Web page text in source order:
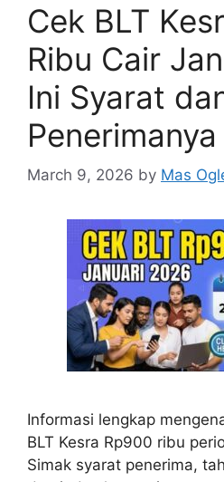
Cek BLT
Ribu Cair
Ini Syarat
Penerimanya
March 9, 2026 by Mas
Informasi lengkap
BLT Kesra Rp900 ribu
Simak syarat penerima,